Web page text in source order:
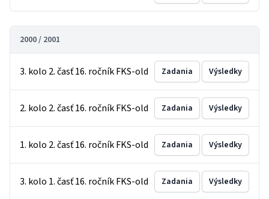
2000 / 2001
3. kolo 2. časť 16. ročník FKS-old Zadania Výsledky
2. kolo 2. časť 16. ročník FKS-old Zadania Výsledky
1. kolo 2. časť 16. ročník FKS-old Zadania Výsledky
3. kolo 1. časť 16. ročník FKS-old Zadania Výsledky